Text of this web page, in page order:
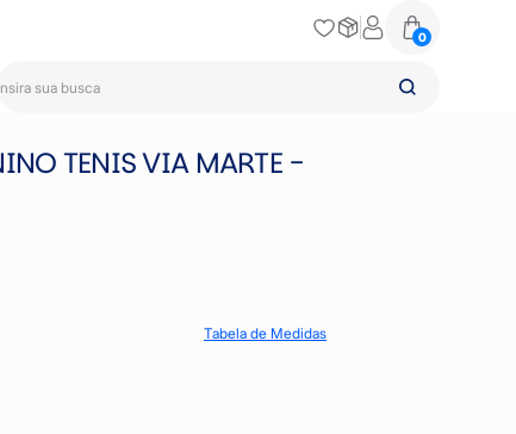
0
TENIS VIA MARTE -
Tabela de Medidas